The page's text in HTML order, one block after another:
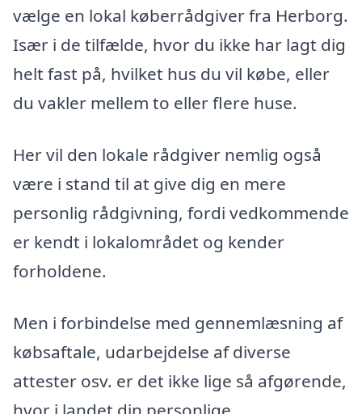
vælge en lokal køberrådgiver fra Herborg.
Især i de tilfælde, hvor du ikke har lagt dig
helt fast på, hvilket hus du vil købe, eller
du vakler mellem to eller flere huse.
Her vil den lokale rådgiver nemlig også
være i stand til at give dig en mere
personlig rådgivning, fordi vedkommende
er kendt i lokalområdet og kender
forholdene.
Men i forbindelse med gennemlæsning af
købsaftale, udarbejdelse af diverse
attester osv. er det ikke lige så afgørende,